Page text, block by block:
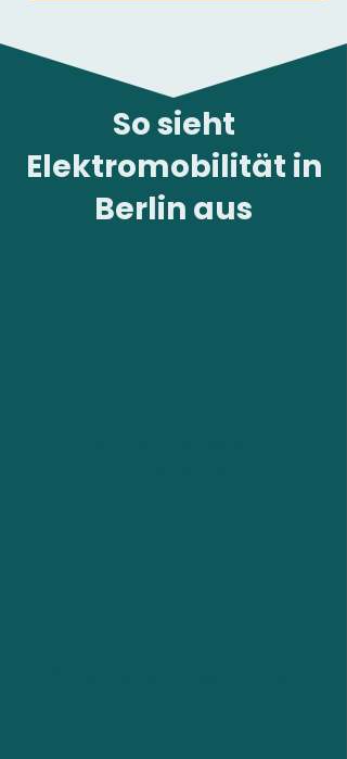
So sieht
Elektromobilität in
Berlin aus